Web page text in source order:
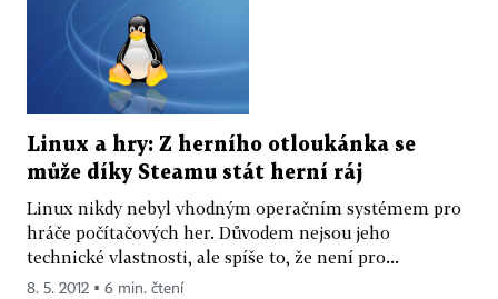
Linux a hry: Z herního otloukánka se
může díky Steamu stát herní ráj
Linux nikdy nebyl vhodným operačním systémem pro
hráče počítačových her. Důvodem nejsou jeho
technické vlastnosti, ale spíše to, že není pro...
8. 5. 2012 ▪ 6 min. čtení